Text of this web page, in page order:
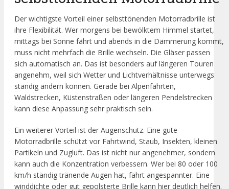
Der wichtigste Vorteil einer selbsttönenden Motorradbrille ist
ihre Flexibilität. Wer morgens bei bewölktem Himmel startet,
mittags bei Sonne fährt und abends in die Dämmerung kommt,
muss nicht mehrfach die Brille wechseln. Die Gläser passen
sich automatisch an. Das ist besonders auf längeren Touren
angenehm, weil sich Wetter und Lichtverhältnisse unterwegs
ständig ändern können. Gerade bei Alpenfahrten,
Waldstrecken, Küstenstraßen oder längeren Pendelstrecken
kann diese Anpassung sehr praktisch sein.
Ein weiterer Vorteil ist der Augenschutz. Eine gute
Motorradbrille schützt vor Fahrtwind, Staub, Insekten, kleinen
Partikeln und Zugluft. Das ist nicht nur angenehmer, sondern
kann auch die Konzentration verbessern. Wer bei 80 oder 100
km/h ständig tränende Augen hat, fährt angespannter. Eine
winddichte oder gut gepolsterte Brille kann hier deutlich helfen.